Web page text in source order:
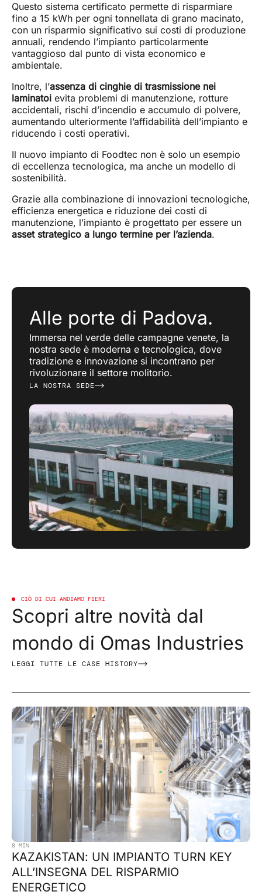
Questo sistema certificato permette di risparmiare
fino a 15 kWh per ogni tonnellata di grano macinato,
con un risparmio significativo sui costi di produzione
annuali, rendendo l’impianto particolarmente
vantaggioso dal punto di vista economico e
ambientale.
Inoltre, l’assenza di cinghie di trasmissione nei
laminatoi evita problemi di manutenzione, rotture
accidentali, rischi d’incendio e accumulo di polvere,
aumentando ulteriormente l’affidabilità dell’impianto e
riducendo i costi operativi.
Il nuovo impianto di Foodtec non è solo un esempio
di eccellenza tecnologica, ma anche un modello di
sostenibilità.
Grazie alla combinazione di innovazioni tecnologiche,
efficienza energetica e riduzione dei costi di
manutenzione, l’impianto è progettato per essere un
asset strategico a lungo termine per l’azienda.
Alle porte di Padova.
Immersa nel verde delle campagne venete, la
nostra sede è moderna e tecnologica, dove
tradizione e innovazione si incontrano per
rivoluzionare il settore molitorio.
LA NOSTRA SEDE
CIÒ DI CUI ANDIAMO FIERI
Scopri altre novità dal
mondo di Omas Industries
LEGGI TUTTE LE CASE HISTORY
8 MIN
KAZAKISTAN: UN IMPIANTO TURN KEY
ALL’INSEGNA DEL RISPARMIO
ENERGETICO